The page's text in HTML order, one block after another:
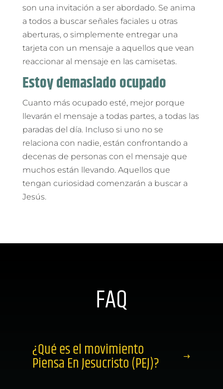
son una invitación a ser abordado. Se anima
a todos a buscar señales faciales u otras
aberturas, o simplemente entregar una
tarjeta con un mensaje a aquellos que vean
reaccionar al mensaje en las camisetas.
Estoy demasiado ocupado
Cuanto más ocupado esté, mejor porque
llevarán el mensaje a todas partes, a todas las
paradas del día. Incluso si uno no se
relaciona con nadie, están confrontando a
decenas de personas con el mensaje que
muchos están llevando. Aquellos que
tengan curiosidad comenzarán a buscar a
Jesús.
FAQ
¿Qué es el movimiento
Piensa En Jesucristo (PEJ)?